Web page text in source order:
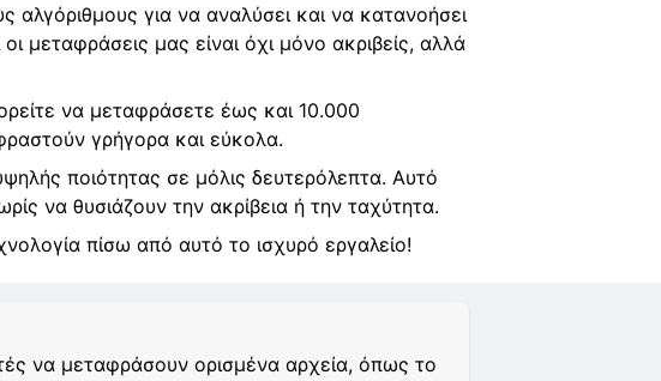
αλγόριθμους για να αναλύσει και να κατανοήσει
μεταφράσεις μας είναι όχι μόνο ακριβείς, αλλά
να μεταφράσετε έως και 10.000
γρήγορα και εύκολα.
ποιότητας σε μόλις δευτερόλεπτα. Αυτό
να θυσιάζουν την ακρίβεια ή την ταχύτητα.
πίσω από αυτό το ισχυρό εργαλείο!
να μεταφράσουν ορισμένα αρχεία, όπως το